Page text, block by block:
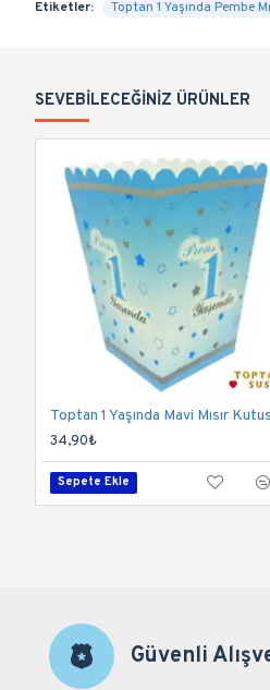
Etiketler: Toptan 1 Yaşında Pembe
SEVEBILECEĞINIZ ÜRÜNLER
Toptan 1 Yaşında Mavi Mısır
34,90₺
Sepete Ekle
Güvenli